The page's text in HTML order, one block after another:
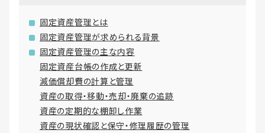
固定資産管理とは
固定資産管理が求められる背景
固定資産管理の主な内容
固定資産台帳の作成と更新
減価償却費の計算と管理
資産の取得・移動・売却・廃棄の追跡
資産の定期的な棚卸し作業
資産の現状確認と保守・修理履歴の管理